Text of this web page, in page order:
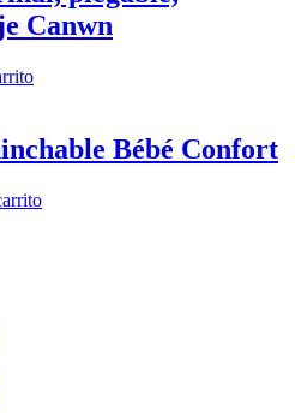
Canwn
Bébé Confort